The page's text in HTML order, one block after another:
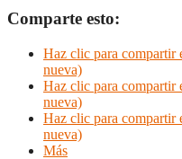
Comparte esto:
Haz clic para compartir
nueva)
Haz clic para compartir
nueva)
Haz clic para compartir
nueva)
Más